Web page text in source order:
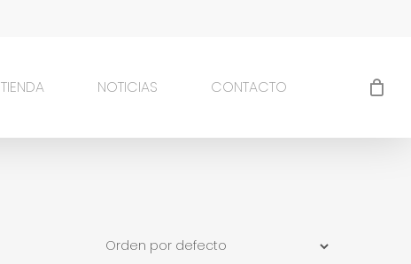
TIENDA NOTICIAS CONTACTO